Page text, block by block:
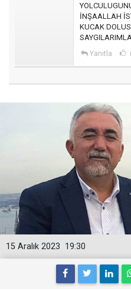
İNŞAALLAH
KUCAK
Yanıtla
19:30
15 Aralık 2023